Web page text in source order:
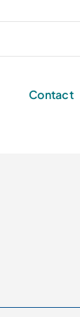
Contact